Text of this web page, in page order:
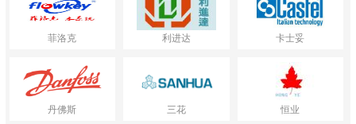
菲洛克 利进达 卡士妥
丹佛斯 三花 恒业